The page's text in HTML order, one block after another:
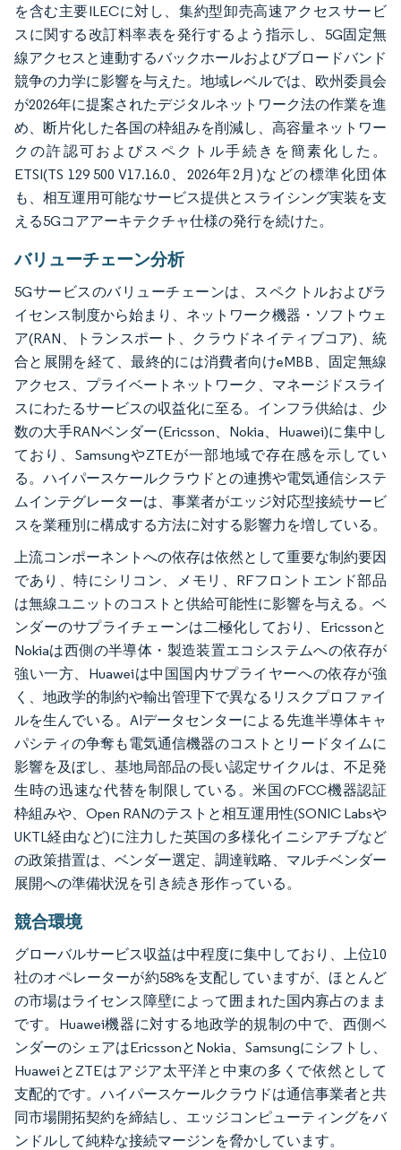
を含む主要ILECに対し、集約型卸売高速アクセスサービ
スに関する改訂料率表を発行するよう指示し、5G固定無
線アクセスと連動するバックホールおよびブロードバンド
競争の力学に影響を与えた。地域レベルでは、欧州委員会
が2026年に提案されたデジタルネットワーク法の作業を進
め、断片化した各国の枠組みを削減し、高容量ネットワー
クの許認可およびスペクトル手続きを簡素化した。
ETSI(TS 129 500 V17.16.0、2026年2月)などの標準化団体
も、相互運用可能なサービス提供とスライシング実装を支
える5Gコアアーキテクチャ仕様の発行を続けた。
バリューチェーン分析
5Gサービスのバリューチェーンは、スペクトルおよびラ
イセンス制度から始まり、ネットワーク機器・ソフトウェ
ア(RAN、トランスポート、クラウドネイティブコア)、統
合と展開を経て、最終的には消費者向けeMBB、固定無線
アクセス、プライベートネットワーク、マネージドスライ
スにわたるサービスの収益化に至る。インフラ供給は、少
数の大手RANベンダー(Ericsson、Nokia、Huawei)に集中し
ており、SamsungやZTEが一部地域で存在感を示してい
る。ハイパースケールクラウドとの連携や電気通信システ
ムインテグレーターは、事業者がエッジ対応型接続サービ
スを業種別に構成する方法に対する影響力を増している。
上流コンポーネントへの依存は依然として重要な制約要因
であり、特にシリコン、メモリ、RFフロントエンド部品
は無線ユニットのコストと供給可能性に影響を与える。ベ
ンダーのサプライチェーンは二極化しており、Ericssonと
Nokiaは西側の半導体・製造装置エコシステムへの依存が
強い一方、Huaweiは中国国内サプライヤーへの依存が強
く、地政学的制約や輸出管理下で異なるリスクプロファイ
ルを生んでいる。AIデータセンターによる先進半導体キャ
パシティの争奪も電気通信機器のコストとリードタイムに
影響を及ぼし、基地局部品の長い認定サイクルは、不足発
生時の迅速な代替を制限している。米国のFCC機器認証
枠組みや、Open RANのテストと相互運用性(SONIC Labsや
UKTL経由など)に注力した英国の多様化イニシアチブなど
の政策措置は、ベンダー選定、調達戦略、マルチベンダー
展開への準備状況を引き続き形作っている。
競合環境
グローバルサービス収益は中程度に集中しており、上位10
社のオペレーターが約58%を支配していますが、ほとんど
の市場はライセンス障壁によって囲まれた国内寡占のまま
です。Huawei機器に対する地政学的規制の中で、西側ベ
ンダーのシェアはEricssonとNokia、Samsungにシフトし、
HuaweiとZTEはアジア太平洋と中東の多くで依然として
支配的です。ハイパースケールクラウドは通信事業者と共
同市場開拓契約を締結し、エッジコンピューティングをバ
ンドルして純粋な接続マージンを脅かしています。